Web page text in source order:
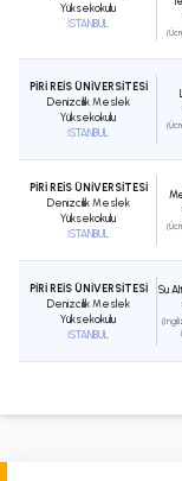
Yüksekokulu
İSTANBUL
PİRİ REİS ÜNİVERSİTESİ
Denizcilik Meslek
Yüksekokulu
İSTANBUL
PİRİ REİS ÜNİVERSİTESİ
Denizcilik Meslek
Yüksekokulu
İSTANBUL
PİRİ REİS ÜNİVERSİTESİ
Denizcilik Meslek
Yüksekokulu
İSTANBUL
Su